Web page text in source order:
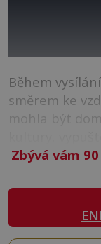
Během
směrem ke
mohla být
Zbývá vám 90